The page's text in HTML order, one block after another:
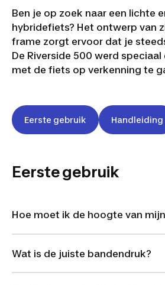
Ben je op zoek naar een lichte
hybridefiets? Het ontwerp van
frame zorgt ervoor dat je
De Riverside 500 werd
met de fiets op verkenning te
Eerste gebruik Handleiding
Eerste gebruik
Hoe moet ik de hoogte van
Wat is de juiste bandendruk?